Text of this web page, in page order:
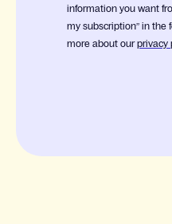
information you want
my subscription” in the
more about ourprivacy